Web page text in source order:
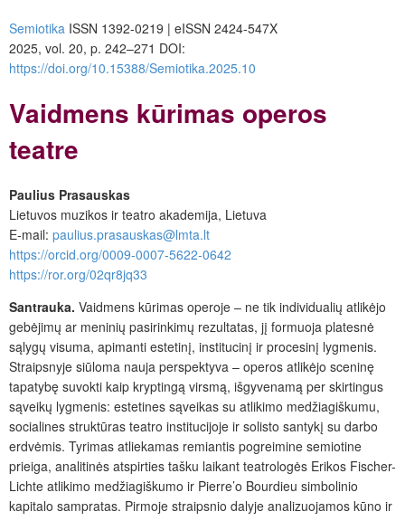
Semiotika ISSN 1392-0219 | eISSN 2424-547X
2025, vol. 20, p. 242–271 DOI:
https://doi.org/10.15388/Semiotika.2025.10
Vaidmens kūrimas operos
teatre
Paulius Prasauskas
Lietuvos muzikos ir teatro akademija, Lietuva
E-mail: paulius.prasauskas@lmta.lt
https://orcid.org/0009-0007-5622-0642
https://ror.org/02qr8jq33
Santrauka. Vaidmens kūrimas operoje – ne tik individualių atlikėjo
gebėjimų ar meninių pasirinkimų rezultatas, jį formuoja platesnė
sąlygų visuma, apimanti estetinį, institucinį ir procesinį lygmenis.
Straipsnyje siūloma nauja perspektyva – operos atlikėjo sceninę
tapatybę suvokti kaip kryptingą virsmą, išgyvenamą per skirtingus
sąveikų lygmenis: estetines sąveikas su atlikimo medžiagiškumu,
socialines struktūras teatro institucijoje ir solisto santykį su darbo
erdvėmis. Tyrimas atliekamas remiantis pogreimine semiotine
prieiga, analitinės atspirties tašku laikant teatrologės Erikos Fischer-
Lichte atlikimo medžiagiškumo ir Pierre’o Bourdieu simbolinio
kapitalo sampratas. Pirmoje straipsnio dalyje analizuojamos kūno ir